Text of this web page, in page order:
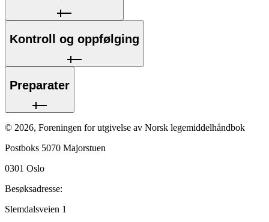
Kontroll og oppfølging
Preparater
© 2026, Foreningen for utgivelse av Norsk legemiddelhåndbok
Postboks 5070 Majorstuen
0301 Oslo
Besøksadresse:
Slemdalsveien 1